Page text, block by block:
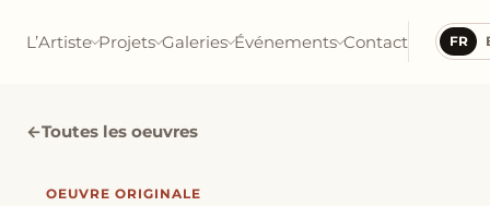
L’Artiste Projets Galeries Événements Contact FR
←Toutes les oeuvres
OEUVRE ORIGINALE